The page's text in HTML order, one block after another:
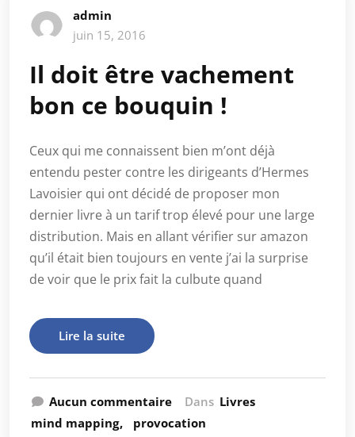
admin
juin 15, 2016
Il doit être vachement
bon ce bouquin !
Ceux qui me connaissent bien m’ont déjà
entendu pester contre les dirigeants d’Hermes
Lavoisier qui ont décidé de proposer mon
dernier livre à un tarif trop élevé pour une large
distribution. Mais en allant vérifier sur amazon
qu’il était bien toujours en vente j’ai la surprise
de voir que le prix fait la culbute quand
Lire la suite
Aucun commentaire Dans Livres
mind mapping
provocation